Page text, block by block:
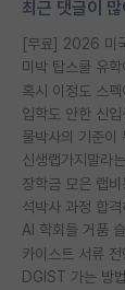
최근 댓글이
미박 탑스쿨 유
혹시 이정도 스
입학도 안한 신
물박사의 기준이
신생랩가지말라
장학금 모은 랩비
AI 학회들 거품
카이스트 서류
DGIST 가는 방